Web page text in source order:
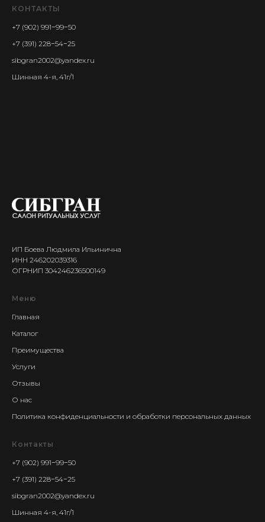
КОНТАКТЫ
+7 (902) 991−99−50
+7 (391) 228−54−25
sibgran2002@yandex.ru
Шинная 4-я, 41г/1
ИП Боева Людмила Ильинична
ИНН 246202039316
ОГРНИП 304246236500149
Меню
Главная
Каталог
Преимущества
Услуги
Отзывы
О нас
Политика конфиденциальности и обработки персональных данных
Контакты
+7 (902) 991−99−50
+7 (391) 228−54−25
sibgran2002@yandex.ru
Шинная 4-я, 41г/1